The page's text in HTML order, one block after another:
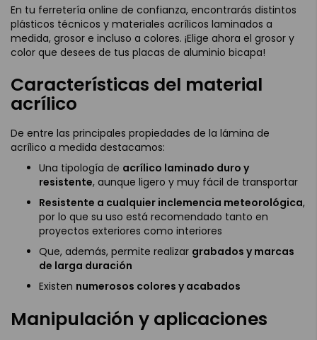
En tu ferretería online de confianza, encontrarás distintos
plásticos técnicos y materiales acrílicos laminados a
medida, grosor e incluso a colores. ¡Elige ahora el grosor y
color que desees de tus placas de aluminio bicapa!
Características del material
acrílico
De entre las principales propiedades de la lámina de
acrílico a medida destacamos:
Una tipología de acrílico laminado duro y
resistente, aunque ligero y muy fácil de transportar
Resistente a cualquier inclemencia meteorológica,
por lo que su uso está recomendado tanto en
proyectos exteriores como interiores
Que, además, permite realizar grabados y marcas
de larga duración
Existen numerosos colores y acabados
Manipulación y aplicaciones